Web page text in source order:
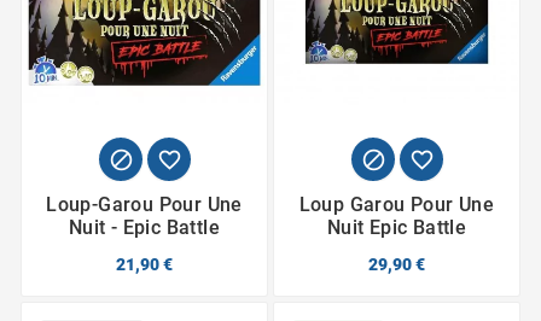
 
Loup-Garou Pour Une
Nuit - Epic Battle
21,90 €
 
Loup Garou Pour Une
Nuit Epic Battle
29,90 €